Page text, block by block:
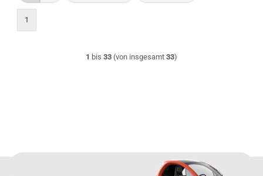
1
1 bis 33 (von insgesamt 33)